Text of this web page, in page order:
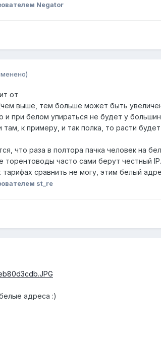
Negator
от
выше, тем больше может быть
и при белом упираться не будет у
к примеру, и так полка, то расти
что раза в полтора пачка человек на
торентоводы часто сами берут честный
сравнить не могу, этим белый
st_re
адреса :)